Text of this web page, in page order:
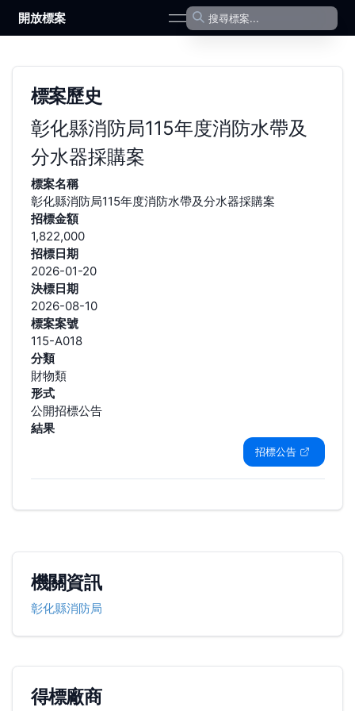
開放標案 open navigation menu
標案歷史
彰化縣消防局115年度消防水帶及
分水器採購案
標案名稱
彰化縣消防局115年度消防水帶及分水器採購案
招標金額
1,822,000
招標日期
2026-01-20
決標日期
2026-08-10
標案案號
115-A018
分類
財物類
形式
公開招標公告
結果
招標公告
機關資訊
彰化縣消防局
得標廠商